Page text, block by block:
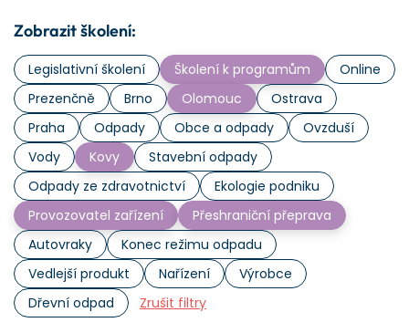
Zobrazit školení:
Legislativní školení Školení k programům
Online
Prezenčně
Brno Olomouc
Ostrava
Praha
Odpady Obce a odpady
Ovzduší
Vody
Kovy
Stavební odpady
Odpady ze zdravotnictví
Ekologie podniku
Provozovatel zařízení
Přeshraniční přeprava
Autovraky
Konec režimu odpadu
Vedlejší produkt
Nařízení
Výrobce
Dřevní odpad
Zrušit filtry